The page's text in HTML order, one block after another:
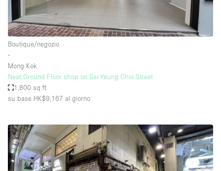
Boutique/negozio
∙
Mong Kok
Neat Ground Floor shop on Sai Yeung Choi Street
1,800 sq ft
su base HK$9,167 al giorno